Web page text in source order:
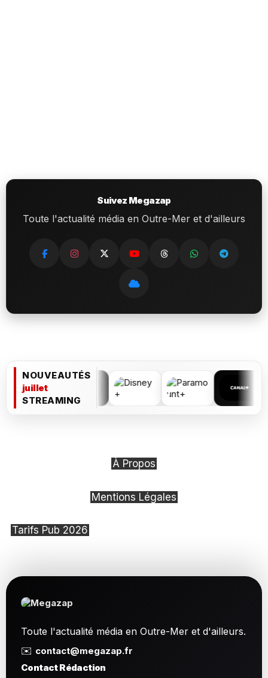
Suivez Megazap
Toute l'actualité média en Outre-Mer et d'ailleurs
NOUVEAUTÉS
juillet
STREAMING
À Propos
Mentions Légales
Tarifs Pub 2026
Toute l'actualité média en Outre-Mer et d'ailleurs.
✉️ contact@megazap.fr
Contact Rédaction